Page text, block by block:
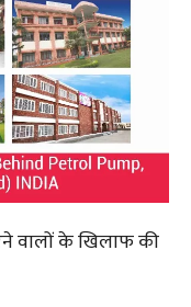
वालों के खिलाफ की